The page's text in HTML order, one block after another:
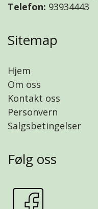
Telefon: 93934443
Sitemap
Hjem
Om oss
Kontakt oss
Personvern
Salgsbetingelser
Følg oss